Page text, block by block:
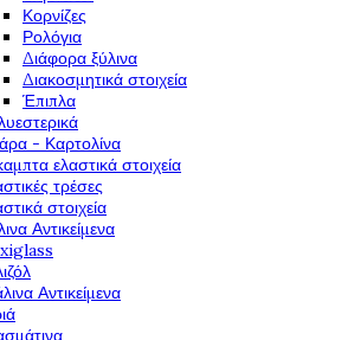
Κορνίζες
Ρολόγια
Διάφορα ξύλινα
Διακοσμητικά στοιχεία
Έπιπλα
- Καρτολίνα
ελαστικά στοιχεία
τρέσες
στοιχεία
Αντικείμενα
Αντικείμενα